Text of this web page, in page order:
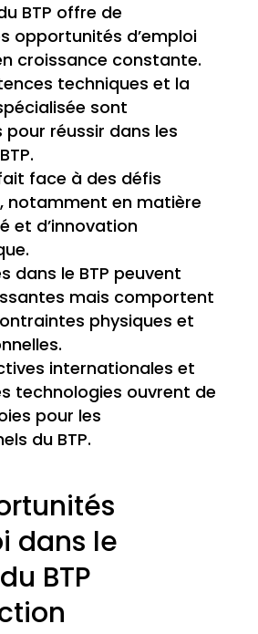
BTP offre de
opportunités d’emploi
croissance constante.
techniques et la
sont
pour réussir dans les
face à des défis
notamment en matière
et d’innovation
dans le BTP peuvent
mais comportent
physiques et
internationales et
technologies ouvrent de
pour les
du BTP.
dans le
BTP